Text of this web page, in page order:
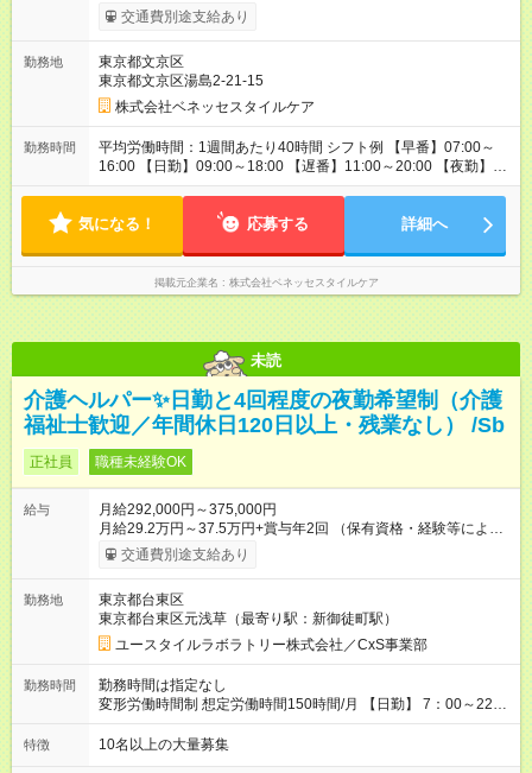
慮） 初任者研修 月給：272000円～ 保育手当 月10000円／月
（規定あり）、ケアマネ資格手当 5000円／月、年末年始手当、
プあり、さらに4種類の専門資格を設け、資格取得者には1資格
につき、10000円／月の手当を支給 ※月給は居住支援特別手当
を含みます。居住支援特別手当は、当社入社歴のある場合、金
額が変わりますのでお問い合わせください。 【試用期間】試用
期間なし
交通費別途支給あり
勤務地
東京都文京区
東京都文京区湯島2-21-15
株式会社ベネッセスタイルケア
勤務時間
平均労働時間：1週間あたり40時間 シフト例 【早番】07:00～
16:00 【日勤】09:00～18:00 【遅番】11:00～20:00 【夜勤】
16:00～翌9:00 ※休憩は法定通り ※シフト時間はホームによって
平均労働時間：1週間あたり40時間 シフト例 【早番】07:00～
16:00～翌9:00 ※休憩は法定通り ※シフト時間はホームによって
前後します。 詳細の勤務時間についてはお問合せください。
気になる！ 応募する 詳細へ
掲載元企業名 株式会社ベネッセスタイルケア
未読
介護ヘルパー✨日勤と4回程度の夜勤希望制（介護
福祉士歓迎／年間休日120日以上・残業なし） /Sb
正社員 職種未経験OK
給与
月給292,000円～375,000円
月給29.2万円～37.5万円+賞与年2回 （保有資格・経験等により
変動） 【無資格の方の入社後のモデル月収】 ［入社］ 無資
格・未経験／月収22.9万円 ［半年～1年］ 実務者研修取得／
30.2万円 ［入社3年目以降］ ジュニアコーディネー／月収
37.5万円以上 ※経験・能力等を考慮。 【試用期間】試用期間あ
り 試用期間の長さ：2ヶ月 雇用形態、給与は本採用時と同じで
す。
交通費別途支給あり
勤務地
東京都台東区
東京都台東区元浅草（最寄り駅：新御徒町駅）
ユースタイルラボラトリー株式会社／CxS事業部
勤務時間
勤務時間は指定なし
変形労働時間制 想定労働時間150時間/月 【日勤】 7：00～22：
00の間で7.5時間勤務／休憩1時間 【夜勤】 17：00～翌10：00
の15時間勤務／休憩２時間 ※勤務時間は各施設のシフトによる
特徴 10名以上の大量募集